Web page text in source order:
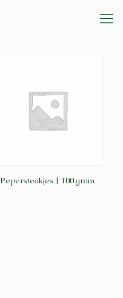
Pepersteakjes | 100 gram